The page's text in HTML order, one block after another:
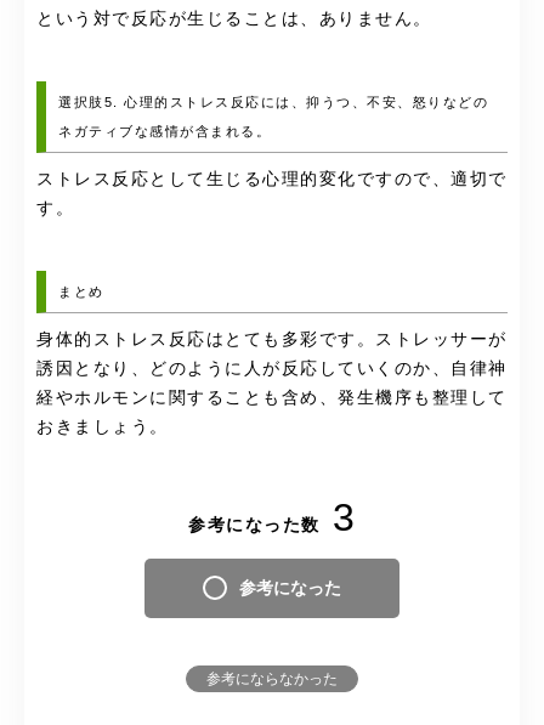
という対で反応が生じることは、ありません。
選択肢5. 心理的ストレス反応には、抑うつ、不安、怒りなどの
ネガティブな感情が含まれる。
ストレス反応として生じる心理的変化ですので、適切で
す。
まとめ
身体的ストレス反応はとても多彩です。ストレッサーが
誘因となり、どのように人が反応していくのか、自律神
経やホルモンに関することも含め、発生機序も整理して
おきましょう。
参考になった数 3
参考になった
参考にならなかった